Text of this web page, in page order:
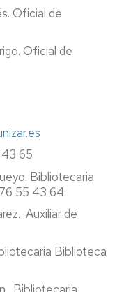
Oficial de
Oficial de
65
Bibliotecaria
55 43 64
Auxiliar de
Biblioteca
Bibliotecaria